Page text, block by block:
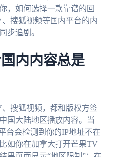
，如何选择一款靠谱的回
搜狐视频等国内平台的内
步追剧。
内内容总是
搜狐视频，都和版权方签
国大陆地区播放内容。当
台会检测到你的IP地址不在
如你在加拿大打开芒果TV